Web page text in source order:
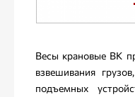
Весы крановые ВК
взвешивания
подъемных